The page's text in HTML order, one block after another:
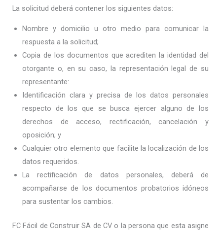
La solicitud deberá contener los siguientes datos:
Nombre y domicilio u otro medio para comunicar la
respuesta a la solicitud;
Copia de los documentos que acrediten la identidad del
otorgante o, en su caso, la representación legal de su
representante:
Identificación clara y precisa de los datos personales
respecto de los que se busca ejercer alguno de los
derechos de acceso, rectificación, cancelación y
oposición; y
Cualquier otro elemento que facilite la localización de los
datos requeridos.
La rectificación de datos personales, deberá de
acompañarse de los documentos probatorios idóneos
para sustentar los cambios.
FC Fácil de Construir SA de CV o la persona que esta asigne